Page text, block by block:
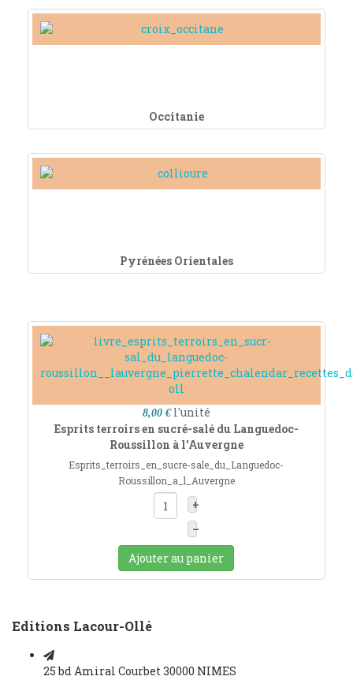
Occitanie
Pyrénées Orientales
8,00 € l'unité
Esprits terroirs en sucré-salé du Languedoc-
Roussillon à l'Auvergne
Esprits_terroirs_en_sucre-sale_du_Languedoc-
Roussillon_a_l_Auvergne
+
–
Ajouter au panier
Editions Lacour-Ollé
25 bd Amiral Courbet 30000 NIMES